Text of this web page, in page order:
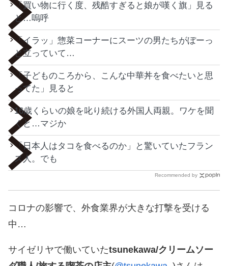
「買い物に行く度、残酷すぎると娘が嘆く旗」見る
と…嗚呼
「イラッ」惣菜コーナーにスーツの男たちがぼーっ
と立っていて…
「子どものころから、こんな中華丼を食べたいと思
ってた」見ると
16歳くらいの娘を叱り続ける外国人両親。ワケを聞
くと…マジか
「日本人はタコを食べるのか」と驚いていたフラン
ス人。でも
Recommended by
コロナの影響で、外食業界が大きな打撃を受ける
中…
サイゼリヤで働いていたtsunekawa/クリームソー